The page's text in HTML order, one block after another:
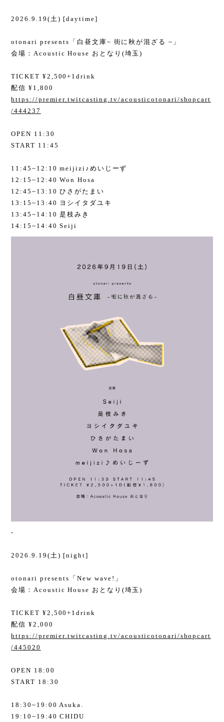
2026.9.19(土) [daytime]
otonari presents「白昼文庫~ 街に秋が混ざる ~」
会場：Acoustic House おとなり(埼玉)
TICKET ¥2,500+1drink
配信 ¥1,800
https://premier.twitcasting.tv/acousticotonari/shopcart
/444237
OPEN 11:30
START 11:45
11:45~12:10 meijizi♪めいじーず
12:15~12:40 Won Hosa
12:45~13:10 ひさがたまい
13:15~13:40 ヨシイタダユキ
13:45~14:10 是枝みき
14:15~14:40 Seiji
-
2026.9.19(土) [night]
otonari presents「New wave!」
会場：Acoustic House おとなり(埼玉)
TICKET ¥2,500+1drink
配信 ¥2,000
https://premier.twitcasting.tv/acousticotonari/shopcart
/445020
OPEN 18:00
START 18:30
18:30~19:00 Asuka.
19:10~19:40 CHIDU